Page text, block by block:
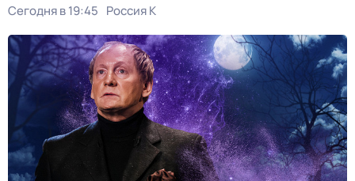
Сегодня в 19:45 Россия К